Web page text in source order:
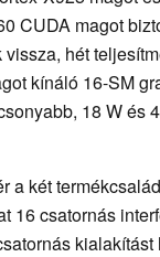
CUDA magot
hét
kínáló 16-SM
18 W és
a két
16 csatornás